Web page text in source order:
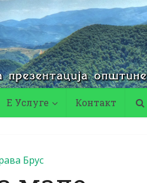
Е Услуге Контакт
Брус